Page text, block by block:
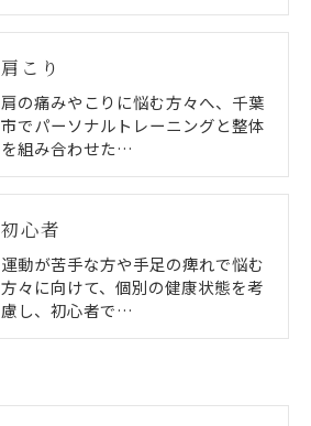
肩こり
肩の痛みやこりに悩む方々へ、千葉
市でパーソナルトレーニングと整体
を組み合わせた…
初心者
運動が苦手な方や手足の痺れで悩む
方々に向けて、個別の健康状態を考
慮し、初心者で…